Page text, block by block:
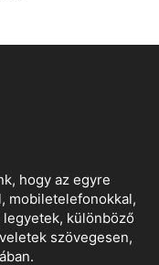
hogy az egyre
mobiletelefonokkal,
különböző
szövegesen,